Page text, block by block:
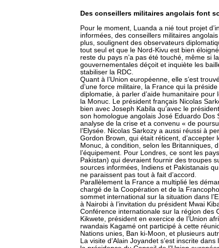
Des conseillers militaires angolais font
Pour le moment, Luanda a nié tout projet
informées, des conseillers militaires
plus, soulignent des observateurs
tout seul et que le Nord-Kivu est bien
reste du pays n’a pas été touché, même si
gouvernementales déçoit et inquiète les
stabiliser la RDC.
Quant à l’Union européenne, elle s’est
d’une force militaire, la France qui la
diplomatie, à parler d’aide humanitaire
la Monuc. Le président français Nicolas
bien avec Joseph Kabila qu’avec le
son homologue angolais José Eduardo
analyse de la crise et a convenu « de
l’Elysée. Nicolas Sarkozy a aussi réussi à
Gordon Brown, qui était réticent,
Monuc, à condition, selon les Britanniques,
l’équipement. Pour Londres, ce sont les
Pakistan) qui devraient fournir des troupes
sources informées, Indiens et Pakistanais
ne paraissent pas tout à fait d’accord.
Parallèlement la France a multiplié les
chargé de la Coopération et de la
sommet international sur la situation dans
à Nairobi à l’invitation du président Mwai
Conférence internationale sur la région des
Kikwete, président en exercice de l’Union
rwandais Kagamé ont participé à cette
Nations unies, Ban ki-Moon, et plusieurs
La visite d’Alain Joyandet s’est inscrite